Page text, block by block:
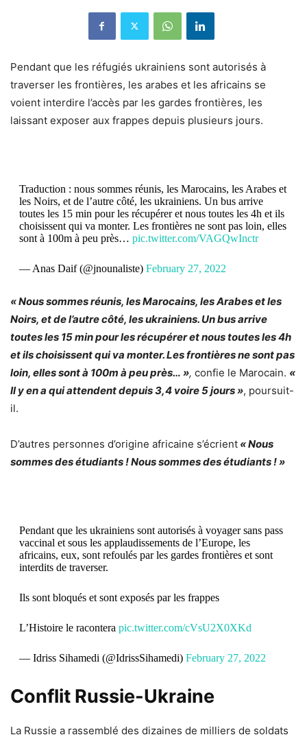
Pendant que les réfugiés ukrainiens sont autorisés à
traverser les frontières, les arabes et les africains se
voient interdire l’accès par les gardes frontières, les
laissant exposer aux frappes depuis plusieurs jours.
Traduction : nous sommes réunis, les Marocains, les Arabes et
les Noirs, et de l’autre côté, les ukrainiens. Un bus arrive
toutes les 15 min pour les récupérer et nous toutes les 4h et ils
choisissent qui va monter. Les frontières ne sont pas loin, elles
sont à 100m à peu près… pic.twitter.com/VAGQwInctr
— Anas Daif (@jnounaliste) February 27, 2022
« Nous sommes réunis, les Marocains, les Arabes et les
Noirs, et de l’autre côté, les ukrainiens. Un bus arrive
toutes les 15 min pour les récupérer et nous toutes les 4h
et ils choisissent qui va monter. Les frontières ne sont pas
loin, elles sont à 100m à peu près… », confie le Marocain. «
Il y en a qui attendent depuis 3,4 voire 5 jours », poursuit-
il.
D’autres personnes d’origine africaine s’écrient « Nous
sommes des étudiants ! Nous sommes des étudiants ! »
Pendant que les ukrainiens sont autorisés à voyager sans pass
vaccinal et sous les applaudissements de l’Europe, les
africains, eux, sont refoulés par les gardes frontières et sont
interdits de traverser.
Ils sont bloqués et sont exposés par les frappes
L’Histoire le racontera pic.twitter.com/cVsU2X0XKd
— Idriss Sihamedi (@IdrissSihamedi) February 27, 2022
Conflit Russie-Ukraine
La Russie a rassemblé des dizaines de milliers de soldats